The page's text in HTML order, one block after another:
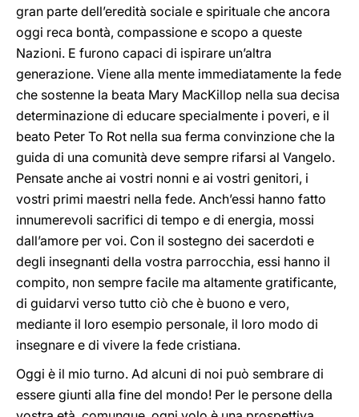
gran parte dell’eredità sociale e spirituale che ancora
oggi reca bontà, compassione e scopo a queste
Nazioni. E furono capaci di ispirare un’altra
generazione. Viene alla mente immediatamente la fede
che sostenne la beata Mary MacKillop nella sua decisa
determinazione di educare specialmente i poveri, e il
beato Peter To Rot nella sua ferma convinzione che la
guida di una comunità deve sempre rifarsi al Vangelo.
Pensate anche ai vostri nonni e ai vostri genitori, i
vostri primi maestri nella fede. Anch’essi hanno fatto
innumerevoli sacrifici di tempo e di energia, mossi
dall’amore per voi. Con il sostegno dei sacerdoti e
degli insegnanti della vostra parrocchia, essi hanno il
compito, non sempre facile ma altamente gratificante,
di guidarvi verso tutto ciò che è buono e vero,
mediante il loro esempio personale, il loro modo di
insegnare e di vivere la fede cristiana.
Oggi è il mio turno. Ad alcuni di noi può sembrare di
essere giunti alla fine del mondo! Per le persone della